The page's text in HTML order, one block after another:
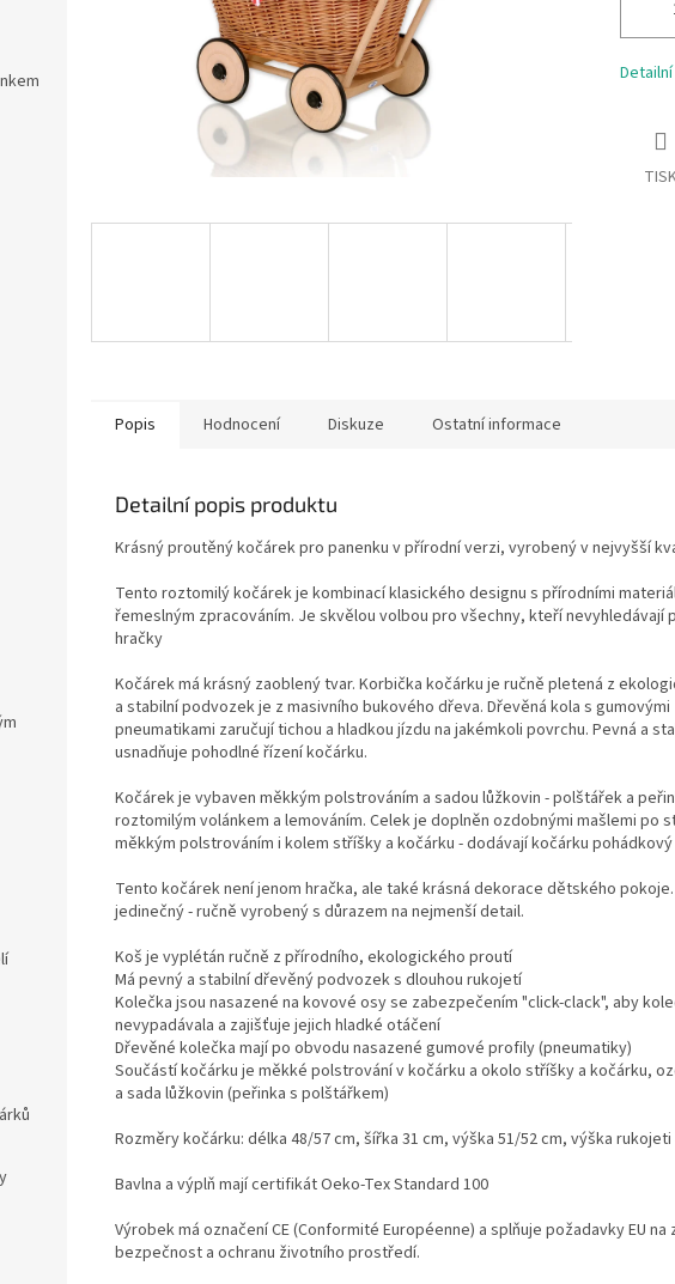
Popis Hodnocení Diskuze Ostatní informace
Detailní popis produktu
Krásný proutěný kočárek pro panenku v přírodní verzi, vyrobený v nejvyšší
Tento roztomilý kočárek je kombinací klasického designu s přírodními
řemeslným zpracováním. Je skvělou volbou pro všechny, kteří nevyhledávají
hračky
Kočárek má krásný zaoblený tvar. Korbička kočárku je ručně pletená z
a stabilní podvozek je z masivního bukového dřeva. Dřevěná kola s gumovými
pneumatikami zaručují tichou a hladkou jízdu na jakémkoli povrchu. Pevná a
usnadňuje pohodlné řízení kočárku.
Kočárek je vybaven měkkým polstrováním a sadou lůžkovin - polštářek a
roztomilým volánkem a lemováním. Celek je doplněn ozdobnými mašlemi po
měkkým polstrováním i kolem stříšky a kočárku - dodávají kočárku
Tento kočárek není jenom hračka, ale také krásná dekorace dětského
jedinečný - ručně vyrobený s důrazem na nejmenší detail.
Koš je vyplétán ručně z přírodního, ekologického proutí
Má pevný a stabilní dřevěný podvozek s dlouhou rukojetí
Kolečka jsou nasazené na kovové osy se zabezpečením "click-clack", aby
nevypadávala a zajišťuje jejich hladké otáčení
Dřevěné kolečka mají po obvodu nasazené gumové profily (pneumatiky)
Součástí kočárku je měkké polstrování v kočárku a okolo stříšky a kočárku,
a sada lůžkovin (peřinka s polštářkem)
Rozměry kočárku: délka 48/57 cm, šířka 31 cm, výška 51/52 cm, výška rukojeti
Bavlna a výplň mají certifikát Oeko-Tex Standard 100
Výrobek má označení CE (Conformité Européenne) a splňuje požadavky EU na
bezpečnost a ochranu životního prostředí.